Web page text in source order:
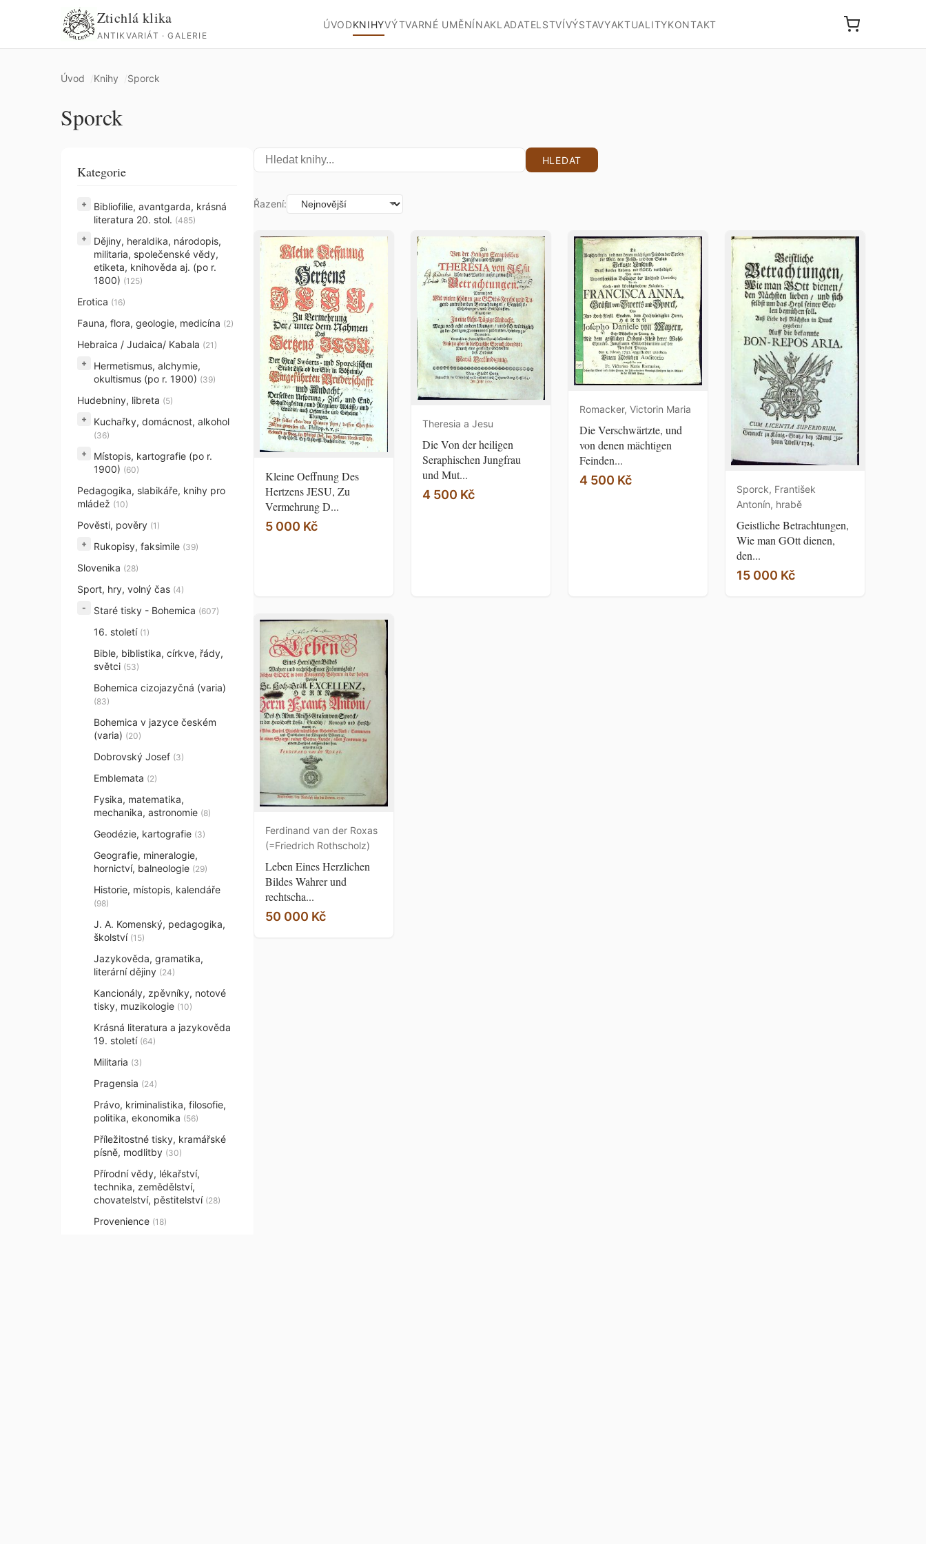
Ztichlá klika
ANTIKVARIÁT · GALERIE
ÚVODKNIHYVÝTVARNÉ UMĚNÍNAKLADATELSTVÍVÝSTAVYAKTUALITYKONTAKT
Úvod Knihy Sporck
Sporck
Kategorie
+
Bibliofilie, avantgarda, krásná
literatura 20. stol. (485)
+
Dějiny, heraldika, národopis,
militaria, společenské vědy,
etiketa, knihověda aj. (po r.
1800) (125)
Erotica (16)
Fauna, flora, geologie, medicína (2)
Hebraica / Judaica/ Kabala (21)
+
Hermetismus, alchymie,
okultismus (po r. 1900) (39)
Hudebniny, libreta (5)
+
Kuchařky, domácnost, alkohol
(36)
+
Místopis, kartografie (po r.
1900) (60)
Pedagogika, slabikáře, knihy pro
mládež (10)
Pověsti, pověry (1)
+
Rukopisy, faksimile (39)
Slovenika (28)
Sport, hry, volný čas (4)
Staré tisky - Bohemica (607)
16. století (1)
Bible, biblistika, církve, řády,
světci (53)
Bohemica cizojazyčná (varia)
(83)
Bohemica v jazyce českém
(varia) (20)
Dobrovský Josef (3)
Emblemata (2)
Fysika, matematika,
mechanika, astronomie (8)
Geodézie, kartografie (3)
Geografie, mineralogie,
hornictví, balneologie (29)
Historie, místopis, kalendáře
(98)
J. A. Komenský, pedagogika,
školství (15)
Jazykověda, gramatika,
literární dějiny (24)
Kancionály, zpěvníky, notové
tisky, muzikologie (10)
Krásná literatura a jazykověda
19. století (64)
Militaria (3)
Pragensia (24)
Právo, kriminalistika, filosofie,
politika, ekonomika (56)
Příležitostné tisky, kramářské
písně, modlitby (30)
Přírodní vědy, lékařství,
technika, zemědělství,
chovatelství, pěstitelství (28)
Provenience (18)
HLEDAT
Řazení:
Kleine Oeffnung Des
Hertzens JESU, Zu
Vermehrung D...
5 000 Kč
Theresia a Jesu
Die Von der heiligen
Seraphischen Jungfrau
und Mut...
4 500 Kč
Romacker, Victorin Maria
Die Verschwärtzte, und
von denen mächtigen
Feinden...
4 500 Kč
Sporck, František
Antonín, hrabě
Geistliche Betrachtungen,
Wie man GOtt dienen,
den...
15 000 Kč
Ferdinand van der Roxas
(=Friedrich Rothscholz)
Leben Eines Herzlichen
Bildes Wahrer und
rechtscha...
50 000 Kč